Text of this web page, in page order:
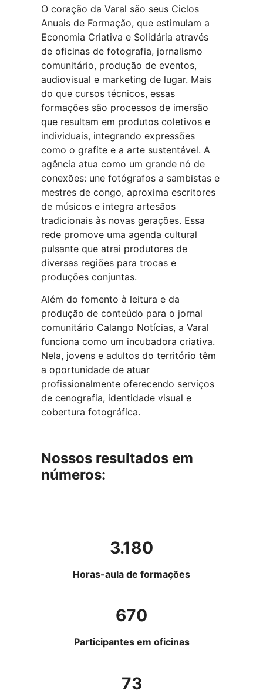
O coração da Varal são seus Ciclos
Anuais de Formação, que estimulam a
Economia Criativa e Solidária através
de oficinas de fotografia, jornalismo
comunitário, produção de eventos,
audiovisual e marketing de lugar. Mais
do que cursos técnicos, essas
formações são processos de imersão
que resultam em produtos coletivos e
individuais, integrando expressões
como o grafite e a arte sustentável. A
agência atua como um grande nó de
conexões: une fotógrafos a sambistas e
mestres de congo, aproxima escritores
de músicos e integra artesãos
tradicionais às novas gerações. Essa
rede promove uma agenda cultural
pulsante que atrai produtores de
diversas regiões para trocas e
produções conjuntas.
Além do fomento à leitura e da
produção de conteúdo para o jornal
comunitário Calango Notícias, a Varal
funciona como um incubadora criativa.
Nela, jovens e adultos do território têm
a oportunidade de atuar
profissionalmente oferecendo serviços
de cenografia, identidade visual e
cobertura fotográfica.
Nossos resultados em
números:
3.180
Horas-aula de formações
670
Participantes em oficinas
73